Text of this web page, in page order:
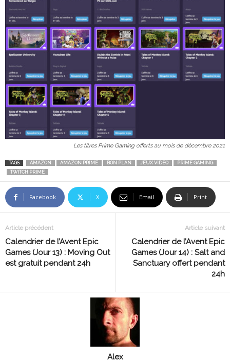
Les titres Prime Gaming offerts au mois de décembre 2021
TAGS AMAZON AMAZON PRIME BON PLAN JEUX VIDEO
PRIME GAMING
TWITCH PRIME
Facebook X Email Print
Article précédent
Calendrier de l’Avent Epic
Games (Jour 13) : Moving Out
est gratuit pendant 24h
Article suivant
Calendrier de l’Avent Epic
Games (Jour 14) : Salt and
Sanctuary offert pendant
24h
Alex